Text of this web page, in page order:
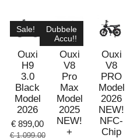
Sale!
Ouxi
H9
3.0
Black
Model
2026
€ 899,00
€ 1.099,00
Dubbele
Accu!!
Ouxi
V8
Pro
Max
Model
2025
NEW!
+
Ouxi
V8
PRO
Model
2026
NEW!
NFC-
Chip